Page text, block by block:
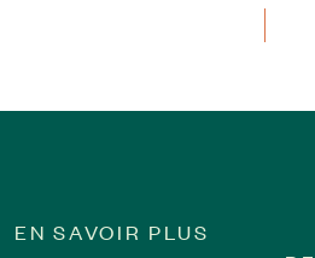
EN SAVOIR PLUS